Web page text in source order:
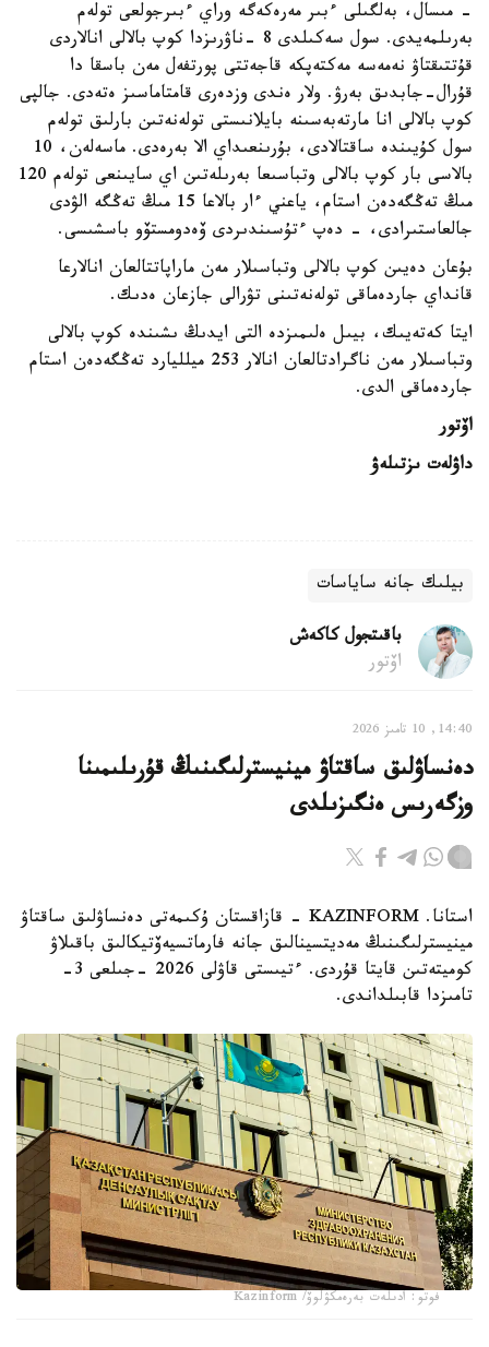
- مىسال، بەلگىلى ءبىر مەرەكەگە وراي ءبىرجولعى تولەم
بەرىلمەيدى. سول سەكىلدى 8 -ناۋرىزدا كوپ بالالى انالاردى
قۇتتىقتاۋ نەمەسە مەكتەپكە قاجەتتى پورتفەل مەن باسقا دا
قۇرال-جابدىق بەرۋ. ولار ەندى وزدەرى قامتاماسىز ەتەدى. جالپى
كوپ بالالى انا مارتەبەسىنە بايلانىستى تولەنەتىن بارلىق تولەم
سول كۇيىندە ساقتالادى، بۇرىنعىداي الا بەرەدى. ماسەلەن، 10
بالاسى بار كوپ بالالى وتباسىعا بەرىلەتىن اي سايىنعى تولەم 120
مىڭ تەڭگەدەن استام، ياعني ءار بالاعا 15 مىڭ تەڭگە الۋدى
جالعاستىرادى، - دەپ ءتۇسىندىردى ۆەدومستۆو باسشىسى.
بۇعان دەيىن كوپ بالالى وتباسىلار مەن ماراپاتتالعان انالارعا
قانداي جاردەماقى تولەنەتىنى تۋرالى جازعان ەدىك.
ايتا كەتەيىك، بيىل ەلىمىزدە التى ايدىڭ ىشىندە كوپ بالالى
وتباسىلار مەن ناگرادتالعان انالار 253 ميلليارد تەڭگەدەن استام
جاردەماقى الدى.
اۆتور
داۋلەت ىزتىلەۋ
بيلىك جانە ساياسات
باقىتجول كاكەش
اۆتور
14:40, 10 تامىز 2026
دەنساۋلىق ساقتاۋ مينيسترلىگىنىڭ قۇرىلىمىنا
وزگەرىس ەنگىزىلدى
استانا. KAZINFORM - قازاقستان ۇكىمەتى دەنساۋلىق ساقتاۋ
مينيسترلىگىنىڭ مەديتسينالىق جانە فارماتسيەۆتيكالىق باقىلاۋ
كوميتەتىن قايتا قۇردى. ءتيىستى قاۋلى 2026 -جىلعى 3-
تامىزدا قابىلداندى.
فوتو: ادىلەت بەرەمكۋلوۆ/ Kazinform